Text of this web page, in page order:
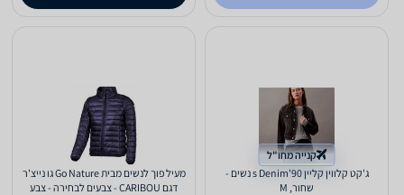
קנייה מחו"ל
ג'קט קלווין קליין 90's Denim נשים -
שחור, M
מעיל פוך לנשים מבית Go Nature גו נייצ'ר
דגם CARIBOU - צבעים לבחירה - צבע